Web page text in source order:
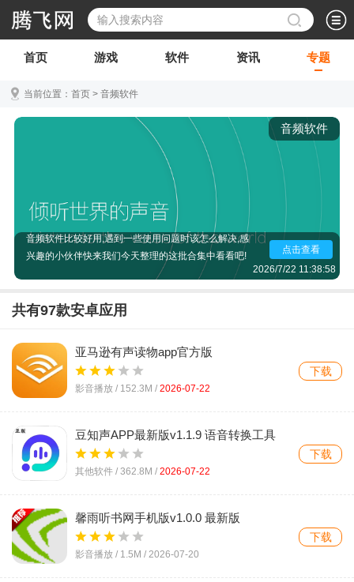
首页 游戏 软件 资讯 专题
当前位置： 首页 > 音频软件
音频软件
手机音频软件哪个好,手机音频软件去歌曲原声,手机音
频软件没有声音等等问题都是在使用音频软件或者是
想要使用音频软件的小伙伴经常提出的问题,究竟哪些
音频软件比较好用,遇到一些使用问题时该怎么解决,感
兴趣的小伙伴快来我们今天整理的这批合集中看看吧!
点击查看
2026/7/22 11:38:58
共有97款安卓应用
亚马逊有声读物app官方版
Audiblev26.28.06 最新版
影音播放 / 152.3M / 2026-07-22
下载
豆知声APP最新版v1.1.9 语音转换工具
其他软件 / 362.8M / 2026-07-22
下载
馨雨听书网手机版v1.0.0 最新版
影音播放 / 1.5M / 2026-07-20
下载